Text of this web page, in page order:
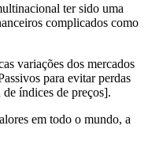
ter sido uma
complicados como
variações dos mercados
para evitar perdas
índices de preços].
em todo o mundo, a